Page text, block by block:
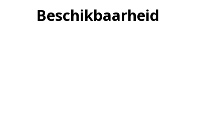
Beschikbaarheid